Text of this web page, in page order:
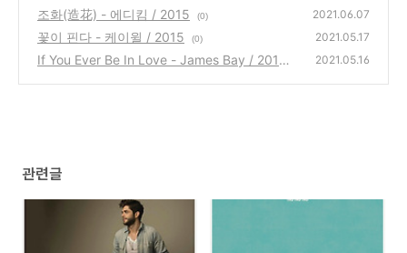
조화(造花) - 에디킴 / 2015 (0) 2021.06.07
꽃이 핀다 - 케이윌 / 2015 (0) 2021.05.17
If You Ever Be In Love - James Bay / 2015 2021.05.16
관련글